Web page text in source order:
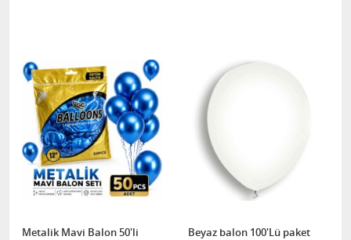
Metalik Mavi Balon 50'li Beyaz balon 100'Lü paket